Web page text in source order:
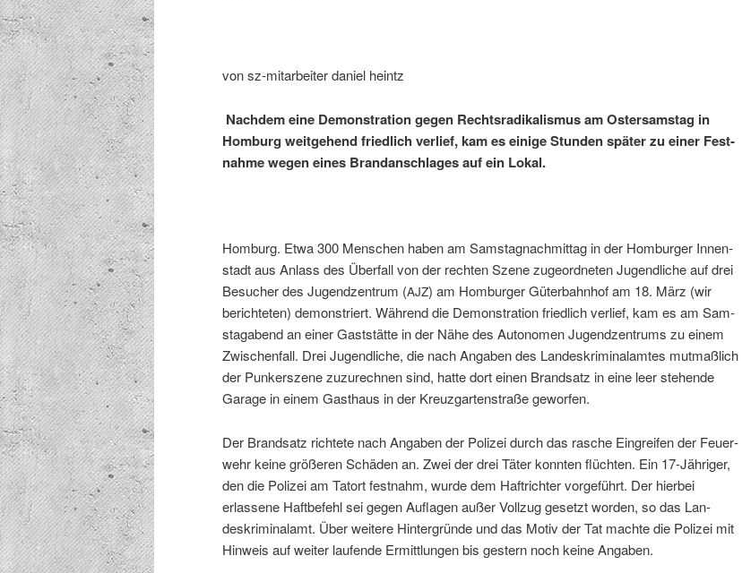
von sz-mitar­beit­er daniel heintz
Nach­dem eine Demon­stra­tion gegen Recht­sradikalis­mus am Oster­sam­stag in
Hom­burg weit­ge­hend friedlich ver­lief, kam es einige Stun­den später zu ein­er Fes­t­
nahme wegen eines Bran­dan­schlages auf ein Lokal.
Hom­burg. Etwa 300 Men­schen haben am Sam­sta­gnach­mit­tag in der Hom­burg­er Innen­
stadt aus Anlass des Über­fall von der recht­en Szene zuge­ord­neten Jugendliche auf drei
Besuch­er des Jugendzen­trum (AJZ) am Hom­burg­er Güter­bahn­hof am 18. März (wir
berichteten) demon­stri­ert. Während die Demon­stra­tion friedlich ver­lief, kam es am Sam­
stagabend an ein­er Gast­stätte in der Nähe des Autonomen Jugendzen­trums zu einem
Zwis­chen­fall. Drei Jugendliche, die nach Angaben des Lan­deskrim­i­nalamtes mut­maßlich
der Punker­szene zuzurech­nen sind, hat­te dort einen Brand­satz in eine leer ste­hende
Garage in einem Gasthaus in der Kreuz­garten­straße geworfen.
Der Brand­satz richtete nach Angaben der Polizei durch das rasche Ein­greifen der Feuer­
wehr keine größeren Schä­den an. Zwei der drei Täter kon­nten flücht­en. Ein 17-Jähriger,
den die Polizei am Tatort fes­t­nahm, wurde dem Haftrichter vorge­führt. Der hier­bei
erlassene Haft­be­fehl sei gegen Aufla­gen außer Vol­lzug geset­zt wor­den, so das Lan­
deskrim­i­nalamt. Über weit­ere Hin­ter­gründe und das Motiv der Tat machte die Polizei mit
Hin­weis auf weit­er laufende Ermit­tlun­gen bis gestern noch keine Angaben.